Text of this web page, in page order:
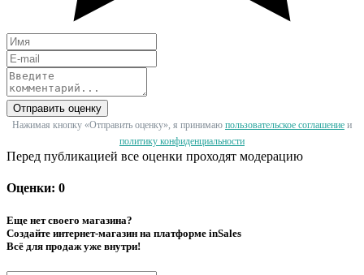
Отправить оценку
Нажимая кнопку «Отправить оценку», я принимаю пользовательское соглашение и
политику конфиденциальности
Перед публикацией все оценки проходят модерацию
Оценки: 0
Еще нет своего магазина?
Создайте интернет-магазин на платформе inSales
Всё для продаж уже внутри!